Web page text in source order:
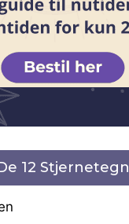
12 Stjernetegn